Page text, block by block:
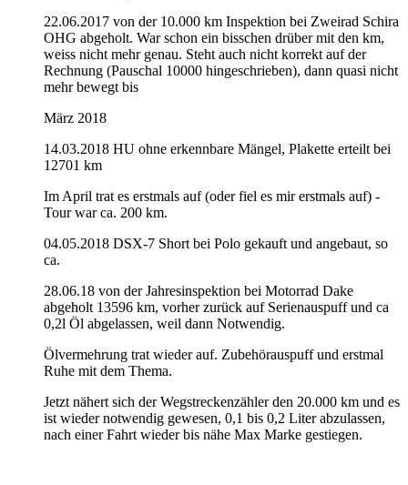
22.06.2017 von der 10.000 km Inspektion bei Zweirad Schira
OHG abgeholt. War schon ein bisschen drüber mit den km,
weiss nicht mehr genau. Steht auch nicht korrekt auf der
Rechnung (Pauschal 10000 hingeschrieben), dann quasi nicht
mehr bewegt bis
März 2018
14.03.2018 HU ohne erkennbare Mängel, Plakette erteilt bei
12701 km
Im April trat es erstmals auf (oder fiel es mir erstmals auf) -
Tour war ca. 200 km.
04.05.2018 DSX-7 Short bei Polo gekauft und angebaut, so
ca.
28.06.18 von der Jahresinspektion bei Motorrad Dake
abgeholt 13596 km, vorher zurück auf Serienauspuff und ca
0,2l Öl abgelassen, weil dann Notwendig.
Ölvermehrung trat wieder auf. Zubehörauspuff und erstmal
Ruhe mit dem Thema.
Jetzt nähert sich der Wegstreckenzähler den 20.000 km und es
ist wieder notwendig gewesen, 0,1 bis 0,2 Liter abzulassen,
nach einer Fahrt wieder bis nähe Max Marke gestiegen.